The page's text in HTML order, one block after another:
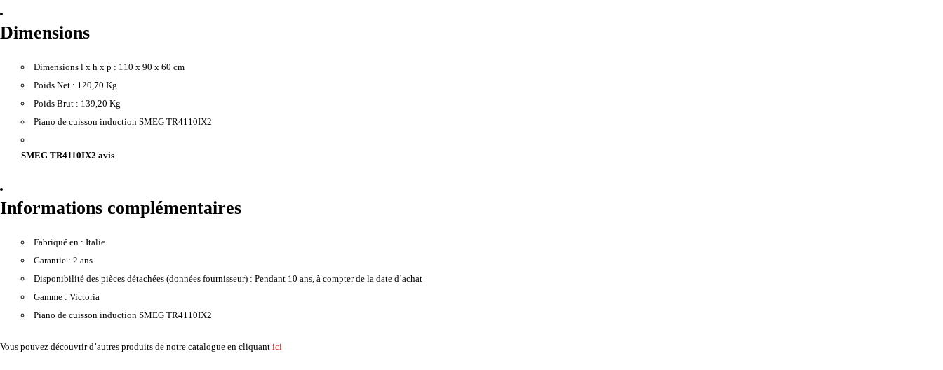
Dimensions
Dimensions l x h x p : 110 x 90 x 60 cm
Poids Net : 120,70 Kg
Poids Brut : 139,20 Kg
Piano de cuisson induction SMEG TR4110IX2
SMEG TR4110IX2 avis
Informations complémentaires
Fabriqué en : Italie
Garantie : 2 ans
Disponibilité des pièces détachées (données fournisseur) : Pendant 10 ans, à compter de la date d’achat
Gamme : Victoria
Piano de cuisson induction SMEG TR4110IX2
Vous pouvez découvrir d’autres produits de notre catalogue en cliquant ici